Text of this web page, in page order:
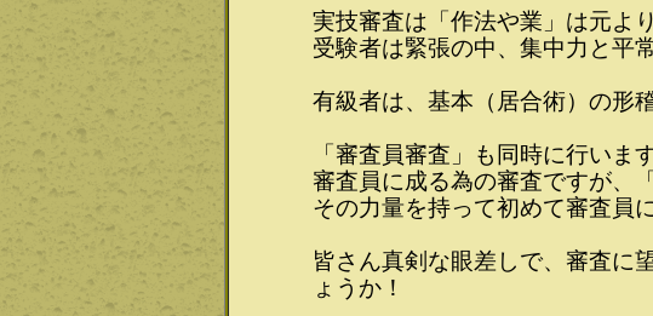
実技審査は「作法や業」は元よ
受験者は緊張の中、集中力と平
有級者は、基本（居合術）の形
「審査員審査」も同時に行いま
審査員に成る為の審査ですが、
その力量を持って初めて審査員
皆さん真剣な眼差しで、審査に
ょうか！